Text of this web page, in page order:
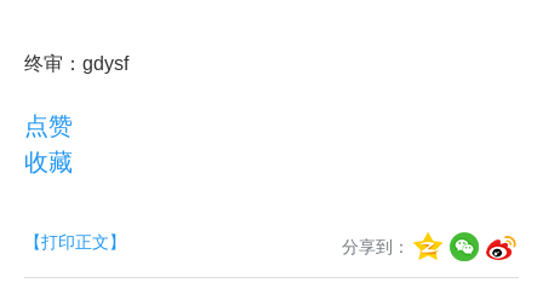
终审：gdysf
点赞
收藏
分享到：
【打印正文】